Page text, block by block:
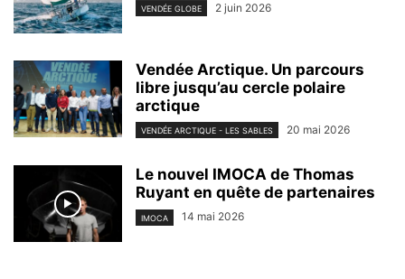
VENDÉE GLOBE 2 juin 2026
Vendée Arctique. Un parcours
libre jusqu’au cercle polaire
arctique
VENDÉE ARCTIQUE - LES SABLES 20 mai 2026
Le nouvel IMOCA de Thomas
Ruyant en quête de partenaires
IMOCA 14 mai 2026